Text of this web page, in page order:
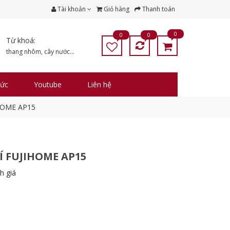
Tài khoản Giỏ hàng Thanh toán
Từ khoá:
thang nhôm, cây nước...
0 0 0
Youtube Liên hệ
AP15
FUJIHOME AP15
giá